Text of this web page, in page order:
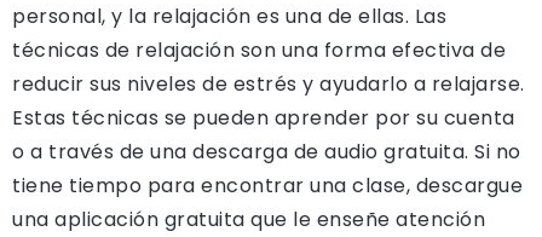
personal, y la relajación es una de ellas. Las
técnicas de relajación son una forma efectiva de
reducir sus niveles de estrés y ayudarlo a relajarse.
Estas técnicas se pueden aprender por su cuenta
o a través de una descarga de audio gratuita. Si no
tiene tiempo para encontrar una clase, descargue
una aplicación gratuita que le enseñe atención